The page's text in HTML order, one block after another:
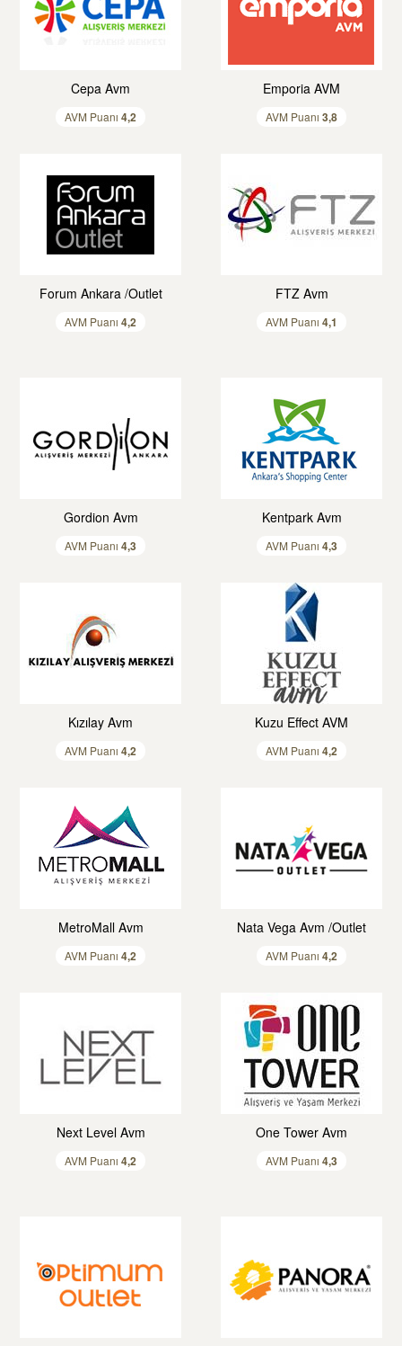
Cepa Avm
AVM Puanı 4,2
Emporia AVM
AVM Puanı 3,8
Forum Ankara /Outlet
AVM Puanı 4,2
FTZ Avm
AVM Puanı 4,1
Gordion Avm
AVM Puanı 4,3
Kentpark Avm
AVM Puanı 4,3
Kızılay Avm
AVM Puanı 4,2
Kuzu Effect AVM
AVM Puanı 4,2
MetroMall Avm
AVM Puanı 4,2
Nata Vega Avm /Outlet
AVM Puanı 4,2
Next Level Avm
AVM Puanı 4,2
One Tower Avm
AVM Puanı 4,3